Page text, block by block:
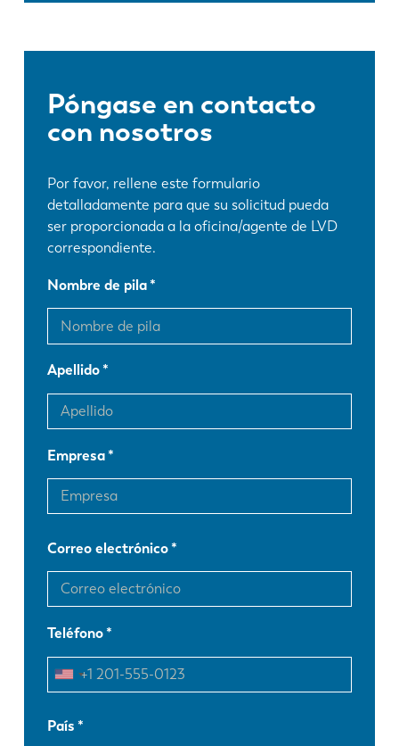
Póngase en contacto
con nosotros
Por favor, rellene este formulario
detalladamente para que su solicitud pueda
ser proporcionada a la oficina/agente de LVD
correspondiente.
Nombre de pila
Apellido
Empresa
Correo electrónico
Teléfono
País
EN
FR